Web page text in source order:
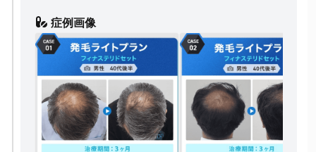
症例画像